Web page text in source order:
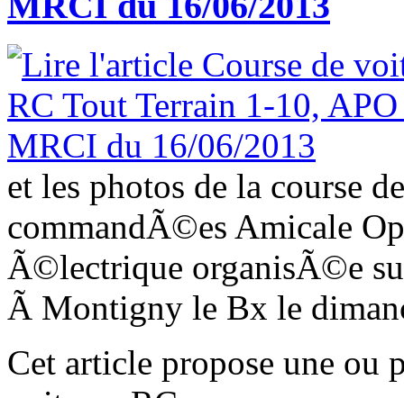
et les photos de la course
commandÃ©es Amicale
Ã©lectrique organisÃ©e
Ã Montigny le Bx le
Cet article propose une ou